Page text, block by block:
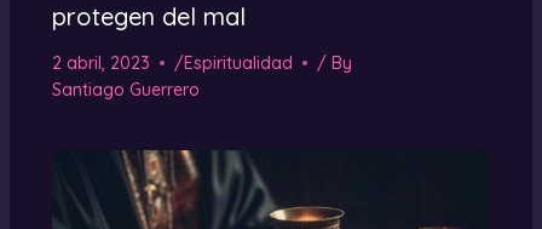
protegen del mal
2 abril, 2023 /Espiritualidad
/ By
Santiago Guerrero